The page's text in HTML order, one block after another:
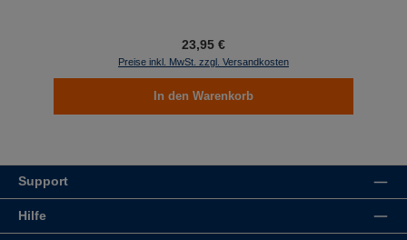
23,95 €
Preise inkl. MwSt. zzgl. Versandkosten
In den Warenkorb
Support
Hilfe